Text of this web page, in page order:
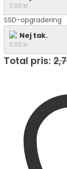
0.00 kr.
SSD-opgradering
Nej tak.
0.00 kr.
Total pris: